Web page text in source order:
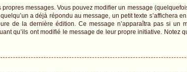
messages. Vous pouvez modifier un message
a déjà répondu au message, un petit texte s’affichera
de la dernière édition. Ce message n’apparaîtra pas si un
qu’ils ont modifié le message de leur propre initiative. Notez